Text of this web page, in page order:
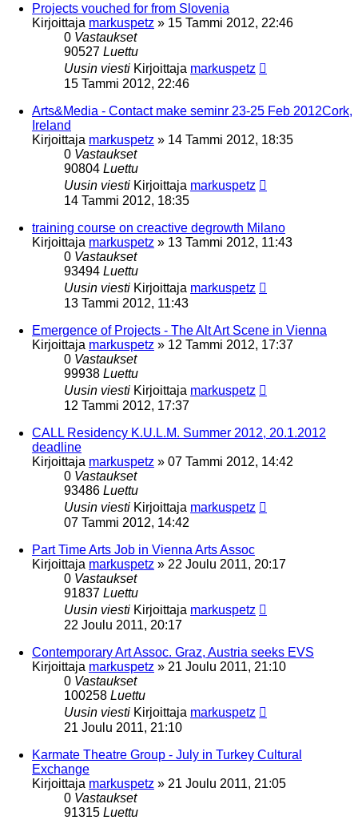
Projects vouched for from Slovenia
Kirjoittaja markuspetz » 15 Tammi 2012, 22:46
0 Vastaukset
90527 Luettu
Uusin viesti Kirjoittaja markuspetz
15 Tammi 2012, 22:46
Arts&Media - Contact make seminr 23-25 Feb 2012Cork,
Ireland
Kirjoittaja markuspetz » 14 Tammi 2012, 18:35
0 Vastaukset
90804 Luettu
Uusin viesti Kirjoittaja markuspetz
14 Tammi 2012, 18:35
training course on creactive degrowth Milano
Kirjoittaja markuspetz » 13 Tammi 2012, 11:43
0 Vastaukset
93494 Luettu
Uusin viesti Kirjoittaja markuspetz
13 Tammi 2012, 11:43
Emergence of Projects - The Alt Art Scene in Vienna
Kirjoittaja markuspetz » 12 Tammi 2012, 17:37
0 Vastaukset
99938 Luettu
Uusin viesti Kirjoittaja markuspetz
12 Tammi 2012, 17:37
CALL Residency K.U.L.M. Summer 2012, 20.1.2012
deadline
Kirjoittaja markuspetz » 07 Tammi 2012, 14:42
0 Vastaukset
93486 Luettu
Uusin viesti Kirjoittaja markuspetz
07 Tammi 2012, 14:42
Part Time Arts Job in Vienna Arts Assoc
Kirjoittaja markuspetz » 22 Joulu 2011, 20:17
0 Vastaukset
91837 Luettu
Uusin viesti Kirjoittaja markuspetz
22 Joulu 2011, 20:17
Contemporary Art Assoc. Graz, Austria seeks EVS
Kirjoittaja markuspetz » 21 Joulu 2011, 21:10
0 Vastaukset
100258 Luettu
Uusin viesti Kirjoittaja markuspetz
21 Joulu 2011, 21:10
Karmate Theatre Group - July in Turkey Cultural
Exchange
Kirjoittaja markuspetz » 21 Joulu 2011, 21:05
0 Vastaukset
91315 Luettu